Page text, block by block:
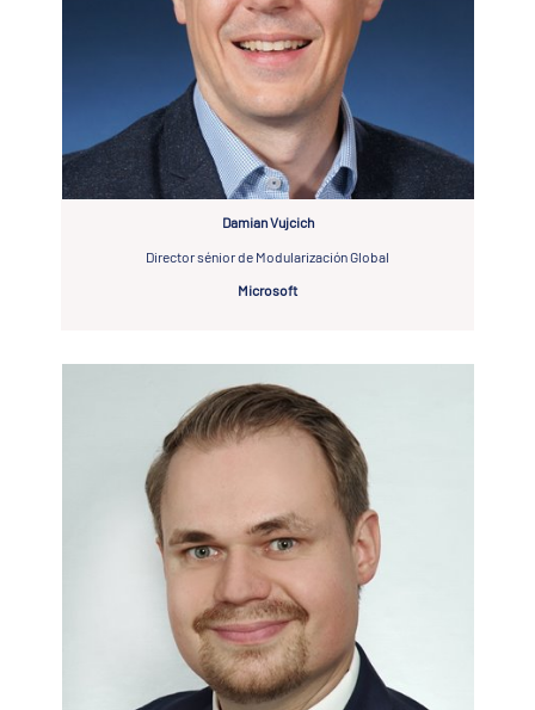
Damian Vujcich
Director sénior de Modularización Global
Microsoft